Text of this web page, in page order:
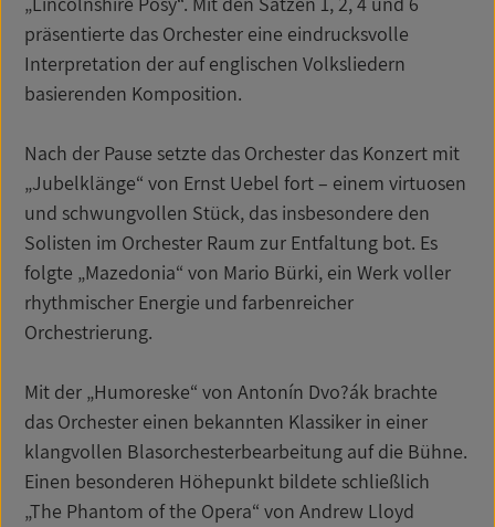
präsentierte das Orchester eine eindrucksvolle
Interpretation der auf englischen Volksliedern
basierenden Komposition.
Nach der Pause setzte das Orchester das Konzert mit
„Jubelklänge“ von Ernst Uebel fort – einem virtuosen
und schwungvollen Stück, das insbesondere den
Solisten im Orchester Raum zur Entfaltung bot. Es
folgte „Mazedonia“ von Mario Bürki, ein Werk voller
rhythmischer Energie und farbenreicher
Orchestrierung.
Mit der „Humoreske“ von Antonín Dvo?ák brachte
das Orchester einen bekannten Klassiker in einer
klangvollen Blasorchesterbearbeitung auf die Bühne.
Einen besonderen Höhepunkt bildete schließlich
„The Phantom of the Opera“ von Andrew Lloyd